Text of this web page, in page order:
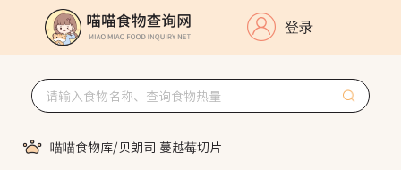
登录
喵喵食物库/贝朗司 蔓越莓切片